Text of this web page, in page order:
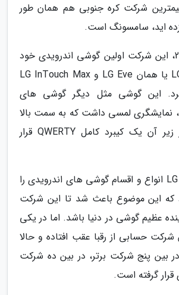
شرکت کره جنوبی هم همان طور
اید، سامسونگ است.
در نوامبر سال 2009، این شرکت اولین گوشی اندرویدی خود
را با نام LG GW620 یا همان LG Eve و LG InTouch Max
این گوشی مثل دیگر گوشی های
نمایشگری لمسی داشت که به سمت بالا
باز می شد و در زیر آن یک کیبرد کامل QWERTY قرار
در سال های بعد، LG انواع و اقسام گوشی های اندرویدی را
که این موضوع باعث شد تا این شرکت
عظیم گوشی در دنیا باشد. اما در یکی
شرکت حسابی از رقبا عقب افتاده و حالا
بین پنج شرکت برتر، در بین ده شرکت
گرفته است.